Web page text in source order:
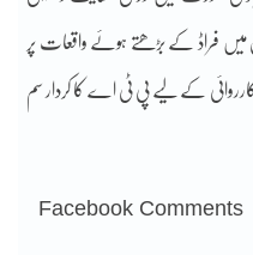
فراڈ کے بڑھتے ہوئے واقعات پر
کارروائی کے لیے پی ٹی اے کا کردار سم
Facebook Comments